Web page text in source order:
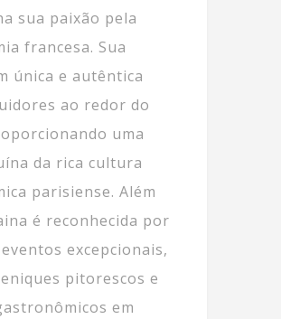
sua paixão pela
francesa. Sua
única e autêntica
ao redor do
uma
da rica cultura
parisiense. Além
é reconhecida por
excepcionais,
pitorescos e
em